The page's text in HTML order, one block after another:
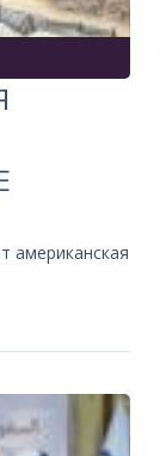
американская